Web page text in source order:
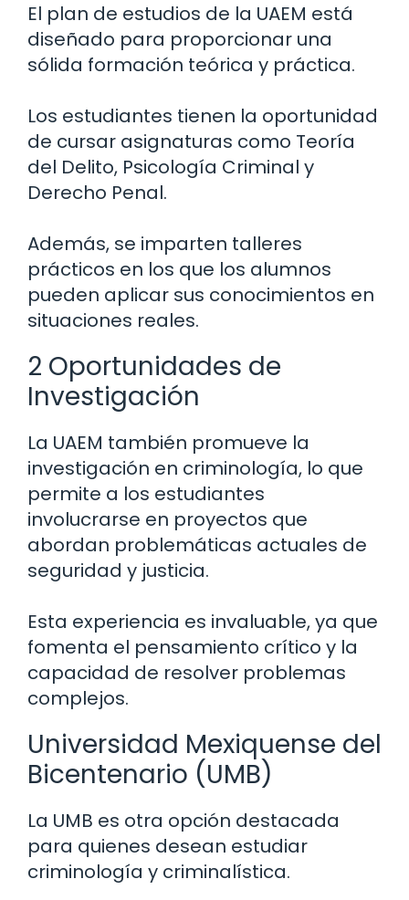
El plan de estudios de la UAEM está
diseñado para proporcionar una
sólida formación teórica y práctica.
Los estudiantes tienen la oportunidad
de cursar asignaturas como Teoría
del Delito, Psicología Criminal y
Derecho Penal.
Además, se imparten talleres
prácticos en los que los alumnos
pueden aplicar sus conocimientos en
situaciones reales.
2 Oportunidades de
Investigación
La UAEM también promueve la
investigación en criminología, lo que
permite a los estudiantes
involucrarse en proyectos que
abordan problemáticas actuales de
seguridad y justicia.
Esta experiencia es invaluable, ya que
fomenta el pensamiento crítico y la
capacidad de resolver problemas
complejos.
Universidad Mexiquense del
Bicentenario (UMB)
La UMB es otra opción destacada
para quienes desean estudiar
criminología y criminalística.